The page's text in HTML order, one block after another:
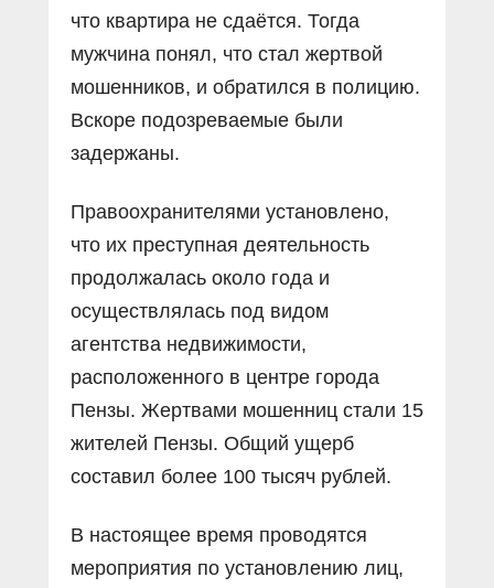
что квартира не сдаётся. Тогда
мужчина понял, что стал жертвой
мошенников, и обратился в полицию.
Вскоре подозреваемые были
задержаны.
Правоохранителями установлено,
что их преступная деятельность
продолжалась около года и
осуществлялась под видом
агентства недвижимости,
расположенного в центре города
Пензы. Жертвами мошенниц стали 15
жителей Пензы. Общий ущерб
составил более 100 тысяч рублей.
В настоящее время проводятся
мероприятия по установлению лиц,